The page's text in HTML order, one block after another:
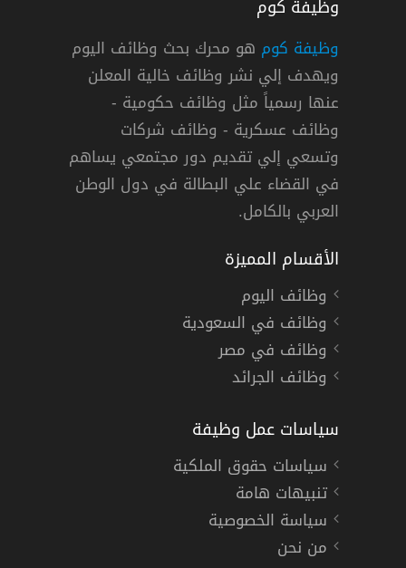
تبوك,القطيف دوام كامل
وظيفة كوم
وظيفة كوم هو محرك بحث وظائف اليوم
ويهدف إلي نشر وظائف خالية المعلن
عنها رسمياً مثل وظائف حكومية -
وظائف عسكرية - وظائف شركات
وتسعي إلي تقديم دور مجتمعي يساهم
في القضاء علي البطالة في دول الوطن
العربي بالكامل.
الأقسام المميزة
وظائف اليوم
وظائف في السعودية
وظائف في مصر
وظائف الجرائد
سياسات عمل وظيفة
سياسات حقوق الملكية
تنبيهات هامة
سياسة الخصوصية
من نحن